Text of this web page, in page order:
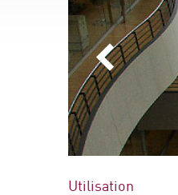
Utilisation